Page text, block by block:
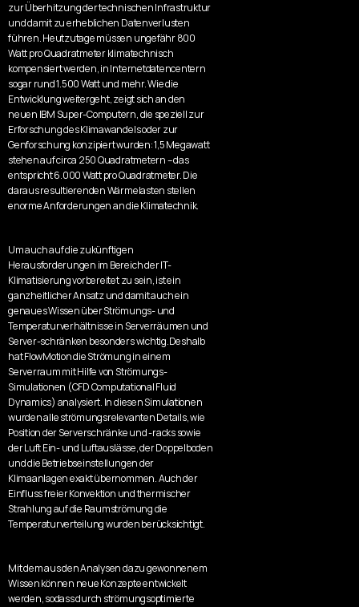
zur Überhitzung der technischen Infrastruktur
und damit zu erheblichen Datenverlusten
führen. Heutzutage müssen ungefähr 800
Watt pro Quadratmeter klimatechnisch
kompensiert werden, in Internetdatencentern
sogar rund 1.500 Watt und mehr. Wie die
Entwicklung weitergeht, zeigt sich an den
neuen IBM Super-Computern, die speziell zur
Erforschung des Klimawandels oder zur
Genforschung konzipiert wurden: 1,5 Megawatt
stehen auf circa 250 Quadratmetern – das
entspricht 6.000 Watt pro Quadratmeter. Die
daraus resultierenden Wärmelasten stellen
enorme Anforderungen an die Klimatechnik.
Um auch auf die zukünftigen
Herausforderungen im Bereich der IT-
Klimatisierung vorbereitet zu sein, ist ein
ganzheitlicher Ansatz und damit auch ein
genaues Wissen über Strömungs- und
Temperaturverhältnisse in Serverräumen und
Server-schränken besonders wichtig.Deshalb
hat FlowMotion die Strömung in einem
Serverraum mit Hilfe von Strömungs-
Simulationen (CFD Computational Fluid
Dynamics) analysiert. In diesen Simulationen
wurden alle strömungsrelevanten Details, wie
Position der Serverschränke und -racks sowie
der Luft Ein- und Luftauslässe, der Doppelboden
und die Betriebseinstellungen der
Klimaanlagen exakt übernommen. Auch der
Einfluss freier Konvektion und thermischer
Strahlung auf die Raumströmung die
Temperaturverteilung wurden berücksichtigt.
Mit dem aus den Analysen dazu gewonnenem
Wissen können neue Konzepte entwickelt
werden, sodass durch strömungsoptimierte